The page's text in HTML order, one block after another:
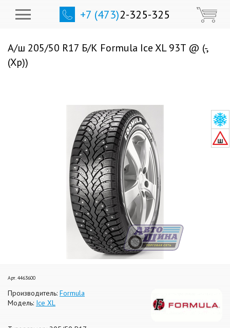
+7 (473)2-325-325
А/ш 205/50 R17 Б/К Formula Ice XL 93T @ (-,
(Хр))
Арт. 4463600
Производитель: Formula
Модель: Ice XL